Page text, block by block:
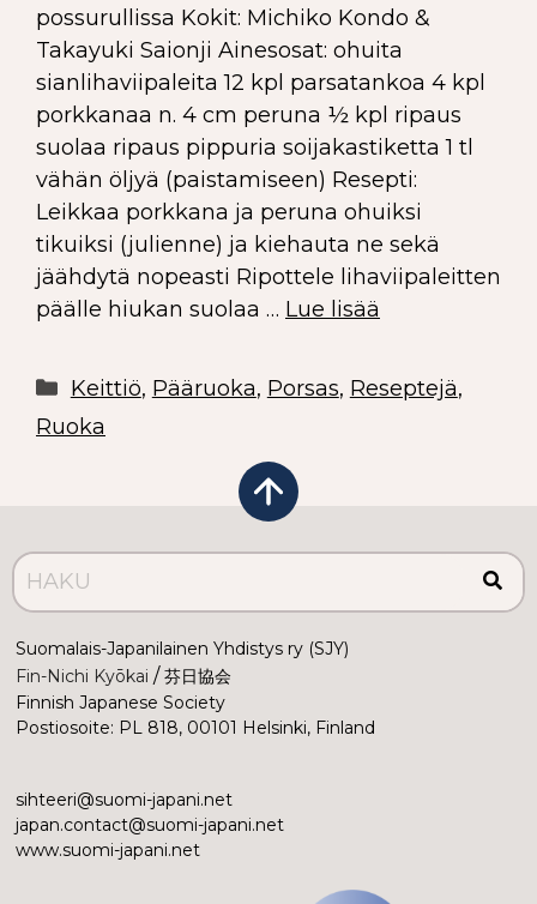
possurullissa Kokit: Michiko Kondo &
Takayuki Saionji Ainesosat: ohuita
sianlihaviipaleita 12 kpl parsatankoa 4 kpl
porkkanaa n. 4 cm peruna ½ kpl ripaus
suolaa ripaus pippuria soijakastiketta 1 tl
vähän öljyä (paistamiseen) Resepti:
Leikkaa porkkana ja peruna ohuiksi
tikuiksi (julienne) ja kiehauta ne sekä
jäähdytä nopeasti Ripottele lihaviipaleitten
päälle hiukan suolaa … Lue lisää
Keittiö, Pääruoka, Porsas, Reseptejä,
Ruoka
Suomalais-Japanilainen Yhdistys ry (SJY)
Fin-Nichi Kyōkai / 芬日協会
Finnish Japanese Society
Postiosoite: PL 818, 00101 Helsinki, Finland
sihteeri@suomi-japani.net
japan.contact@suomi-japani.net
www.suomi-japani.net